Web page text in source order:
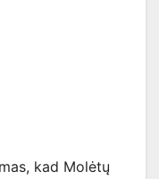
kad Molėtų